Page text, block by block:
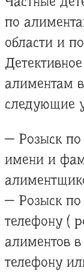
по
области и
алиментам
следующие
— Розыск
имени и
— Розыск
телефону (
алиментов
телефону